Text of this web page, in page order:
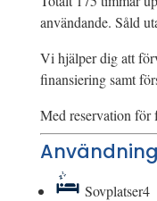
användande. Såld
Vi hjälper dig att
finansiering samt
Med reservation för
Användning
Sovplatser4